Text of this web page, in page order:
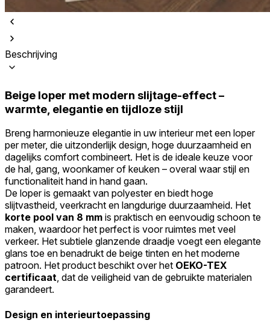
Beschrijving
Beige loper met modern slijtage-effect –
warmte, elegantie en tijdloze stijl
Breng harmonieuze elegantie in uw interieur met een loper
per meter, die uitzonderlijk design, hoge duurzaamheid en
dagelijks comfort combineert. Het is de ideale keuze voor
de hal, gang, woonkamer of keuken – overal waar stijl en
functionaliteit hand in hand gaan.
De loper is gemaakt van polyester en biedt hoge
slijtvastheid, veerkracht en langdurige duurzaamheid. Het
korte pool van 8 mm is praktisch en eenvoudig schoon te
maken, waardoor het perfect is voor ruimtes met veel
verkeer. Het subtiele glanzende draadje voegt een elegante
glans toe en benadrukt de beige tinten en het moderne
patroon. Het product beschikt over het OEKO-TEX
certificaat, dat de veiligheid van de gebruikte materialen
garandeert.
Design en interieurtoepassing